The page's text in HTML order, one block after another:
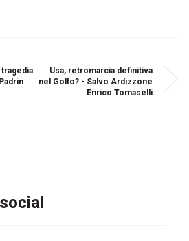
Usa, retromarcia definitiva
nel Golfo? - Salvo Ardizzone
Enrico Tomaselli